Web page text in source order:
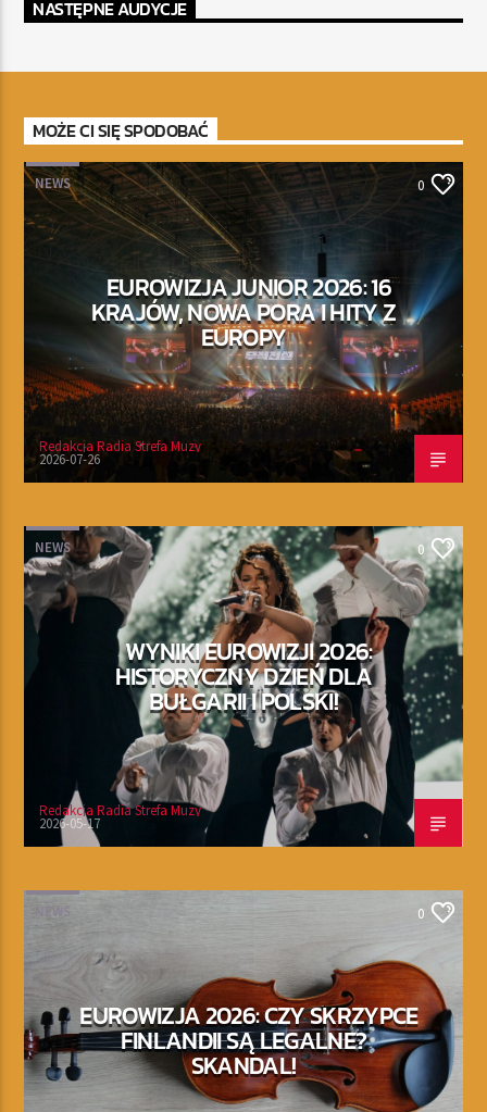
NASTĘPNE AUDYCJE
MOŻE CI SIĘ SPODOBAĆ
NEWS 0
EUROWIZJA JUNIOR 2026: 16
KRAJÓW, NOWA PORA I HITY Z
EUROPY
Redakcja Radia Strefa Muzy
2026-07-26
NEWS 0
WYNIKI EUROWIZJI 2026:
HISTORYCZNY DZIEŃ DLA
BUŁGARII I POLSKI!
Redakcja Radia Strefa Muzy
2026-05-17
NEWS 0
EUROWIZJA 2026: CZY SKRZYPCE
FINLANDII SĄ LEGALNE?
SKANDAL!